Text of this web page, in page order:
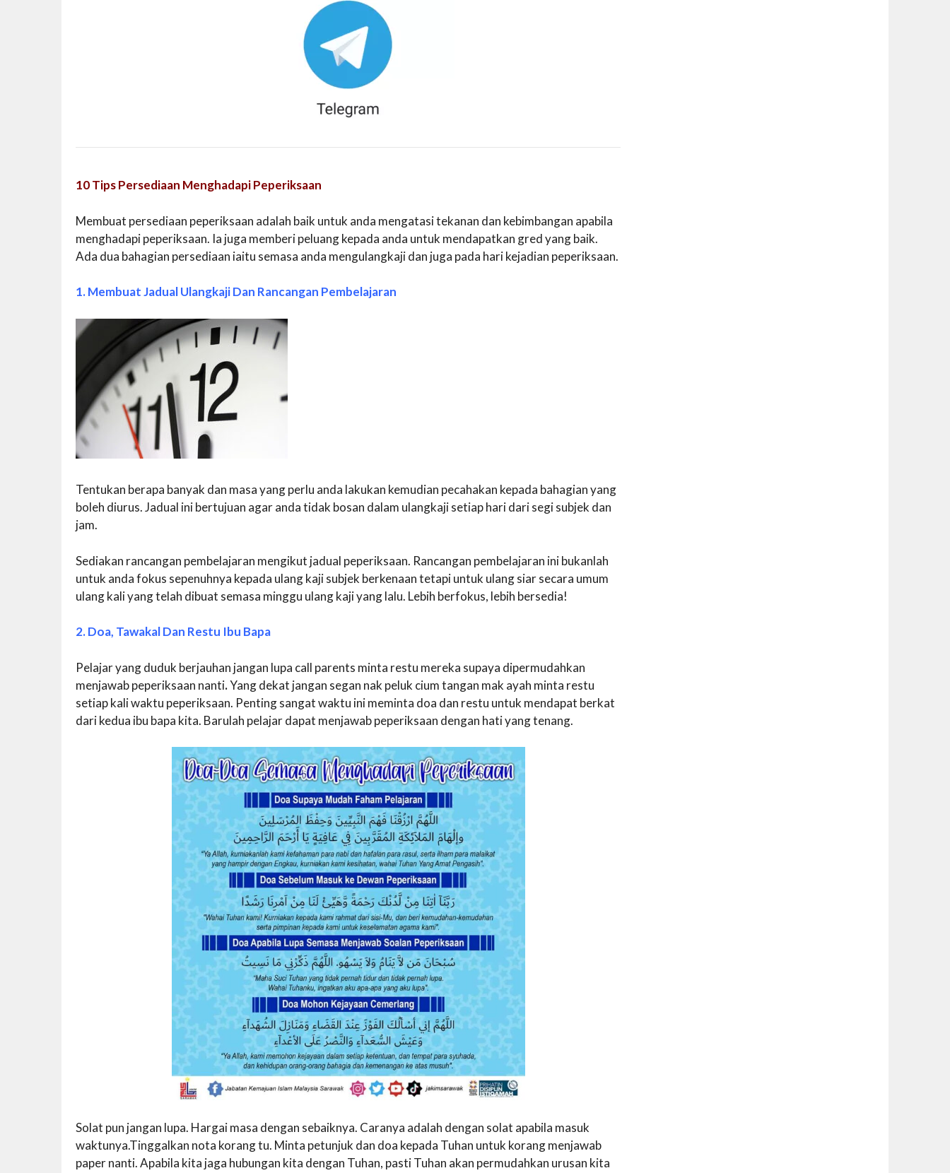
10 Tips Persediaan Menghadapi Peperiksaan
Membuat persediaan peperiksaan adalah baik untuk anda mengatasi tekanan dan kebimbangan apabila
menghadapi peperiksaan. Ia juga memberi peluang kepada anda untuk mendapatkan gred yang baik.
Ada dua bahagian persediaan iaitu semasa anda mengulangkaji dan juga pada hari kejadian peperiksaan.
1. Membuat Jadual Ulangkaji Dan Rancangan Pembelajaran
Tentukan berapa banyak dan masa yang perlu anda lakukan kemudian pecahakan kepada bahagian yang
boleh diurus. Jadual ini bertujuan agar anda tidak bosan dalam ulangkaji setiap hari dari segi subjek dan
jam.
Sediakan rancangan pembelajaran mengikut jadual peperiksaan. Rancangan pembelajaran ini bukanlah
untuk anda fokus sepenuhnya kepada ulang kaji subjek berkenaan tetapi untuk ulang siar secara umum
ulang kali yang telah dibuat semasa minggu ulang kaji yang lalu. Lebih berfokus, lebih bersedia!
2. Doa, Tawakal Dan Restu Ibu Bapa
Pelajar yang duduk berjauhan jangan lupa call parents minta restu mereka supaya dipermudahkan
menjawab peperiksaan nanti.Yang dekat jangan segan nak peluk cium tangan mak ayah minta restu
setiap kali waktu peperiksaan. Penting sangat waktu ini meminta doa dan restu untuk mendapat berkat
dari kedua ibu bapa kita. Barulah pelajar dapat menjawab peperiksaan dengan hati yang tenang.
Solat pun jangan lupa. Hargai masa dengan sebaiknya. Caranya adalah dengan solat apabila masuk
waktunya.Tinggalkan nota korang tu. Minta petunjuk dan doa kepada Tuhan untuk korang menjawab
paper nanti. Apabila kita jaga hubungan kita dengan Tuhan, pasti Tuhan akan permudahkan urusan kita